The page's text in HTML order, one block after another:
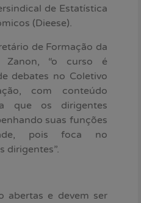
de Estatística
(Dieese).
de Formação da
Zanon, “o curso é
debates no Coletivo
com conteúdo
que os dirigentes
suas funções
pois foca no
dirigentes”.
abertas e devem ser